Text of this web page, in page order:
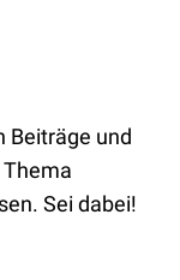
Beiträge und
Sei dabei!